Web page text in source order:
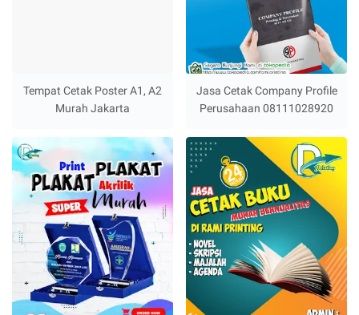
Tempat Cetak Poster A1, A2
Murah Jakarta
Jasa Cetak Company Profile
Perusahaan 08111028920